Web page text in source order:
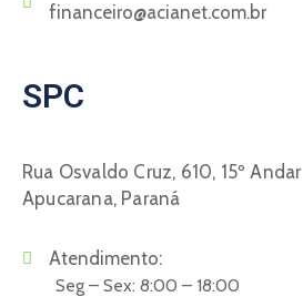
financeiro@acianet.com.br
SPC
Rua Osvaldo Cruz, 610, 15º Andar
Apucarana, Paraná
Atendimento:
Seg – Sex: 8:00 – 18:00